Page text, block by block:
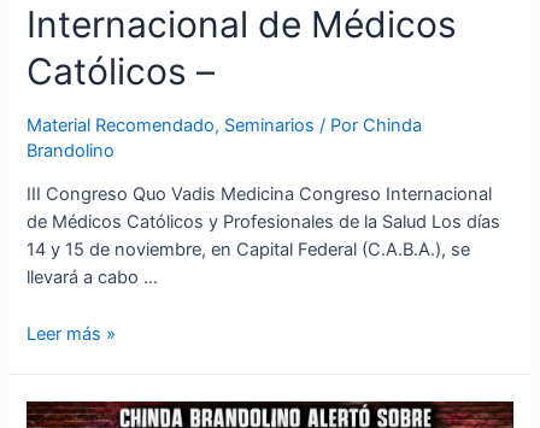
Internacional de Médicos
Católicos –
Material Recomendado, Seminarios / PorChinda
Brandolino
III Congreso Quo Vadis Medicina Congreso Internacional
de Médicos Católicos y Profesionales de la Salud Los días
14 y 15 de noviembre, en Capital Federal (C.A.B.A.), se
llevará a cabo …
Leer más »